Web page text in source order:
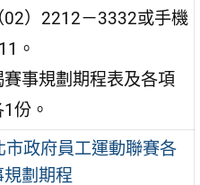
02）2212－3332或手機
。
賽事規劃期程表及各項
份。
市政府員工運動聯賽各
劃期程